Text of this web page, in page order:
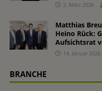
2. März 2026
Matthias
Heino Rück:
Aufsichtsrat
14. Januar 2026
BRANCHE